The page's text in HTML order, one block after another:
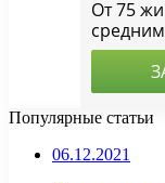
Популярные статьи
06.12.2021